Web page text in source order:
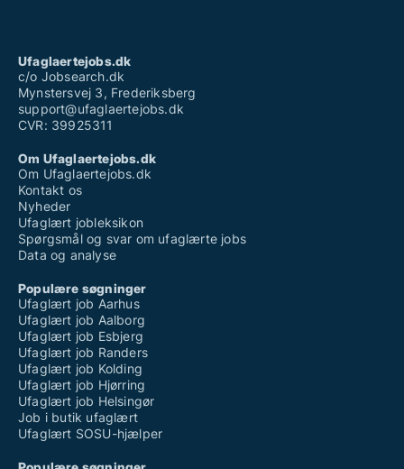
Ufaglærte jobs århus
Vikarbureau kolding ufaglært
Ufaglaertejobs.dk
c/o Jobsearch.dk
Mynstersvej 3, Frederiksberg
support@ufaglaertejobs.dk
CVR: 39925311
Om Ufaglaertejobs.dk
Om Ufaglaertejobs.dk
Kontakt os
Nyheder
Ufaglært jobleksikon
Spørgsmål og svar om ufaglærte jobs
Data og analyse
Populære søgninger
Ufaglært job Aarhus
Ufaglært job Aalborg
Ufaglært job Esbjerg
Ufaglært job Randers
Ufaglært job Kolding
Ufaglært job Hjørring
Ufaglært job Helsingør
Job i butik ufaglært
Ufaglært SOSU-hjælper